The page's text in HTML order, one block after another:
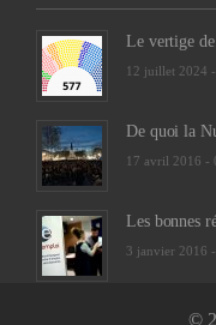
Le vertige
12 juillet 2024 -
De quoi la
17 avril 2016 -
Les bonnes
3 janvier 2016 -
©